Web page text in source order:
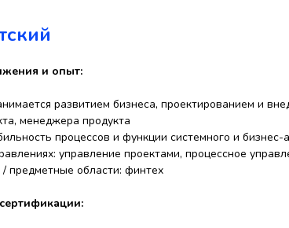
и опыт:
развитием бизнеса, проектированием и
менеджера продукта
процессов и функции системного и
управление проектами, процессное
предметные области: финтех